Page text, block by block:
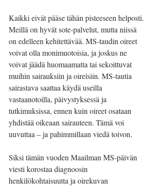
Kaikki eivät pääse tähän pisteeseen helposti.
Meillä on hyvät sote-palvelut, mutta niissä
on edelleen kehitettävää. MS-taudin oireet
voivat olla monimuotoisia, ja joskus ne
voivat jäädä huomaamatta tai sekoittuvat
muihin sairauksiin ja oireisiin. MS-tautia
sairastava saattaa käydä useilla
vastaanotoilla, päivystyksessä ja
tutkimuksissa, ennen kuin oireet osataan
yhdistää oikeaan sairauteen. Tämä voi
uuvuttaa – ja pahimmillaan viedä toivon.
Siksi tämän vuoden Maailman MS-päivän
viesti korostaa diagnoosin
henkilökohtaisuutta ja oirekuvan